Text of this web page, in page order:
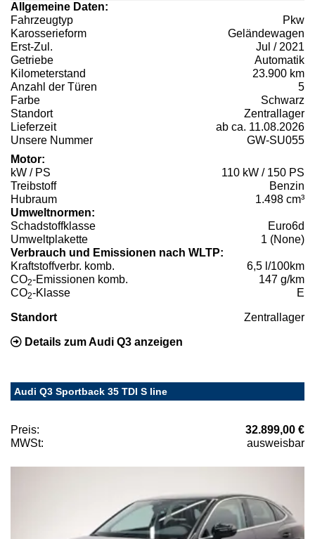
Allgemeine Daten:
Fahrzeugtyp
Pkw
Karosserieform
Geländewagen
Erst-Zul.
Jul / 2021
Getriebe
Automatik
Kilometerstand
23.900 km
Anzahl der Türen
5
Farbe
Schwarz
Standort
Zentrallager
Lieferzeit
ab ca. 11.08.2026
Unsere Nummer
GW-SU055
Motor:
kW / PS
110 kW / 150 PS
Treibstoff
Benzin
Hubraum
1.498 cm³
Umweltnormen:
Schadstoffklasse
Euro6d
Umweltplakette
1 (None)
Verbrauch und Emissionen nach WLTP:
Kraftstoffverbr. komb.
6,5 l/100km
CO2-Emissionen komb.
147 g/km
CO2-Klasse E
Standort Zentrallager
Details zum Audi Q3 anzeigen
Audi Q3 Sportback 35 TDI S line
Preis:
32.899,00 €
MWSt:
ausweisbar